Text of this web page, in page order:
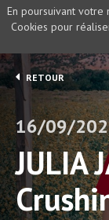
RETOUR
16/09/
JULIA
En poursuivant votre
Cookies pour